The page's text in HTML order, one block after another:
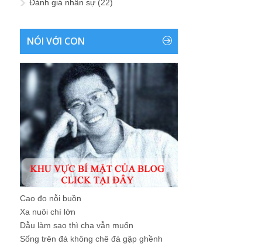
Đánh giá nhân sự (22)
NÓI VỚI CON
Cao đo nỗi buồn
Xa nuôi chí lớn
Dẫu làm sao thì cha vẫn muốn
Sống trên đá không chê đá gập ghềnh